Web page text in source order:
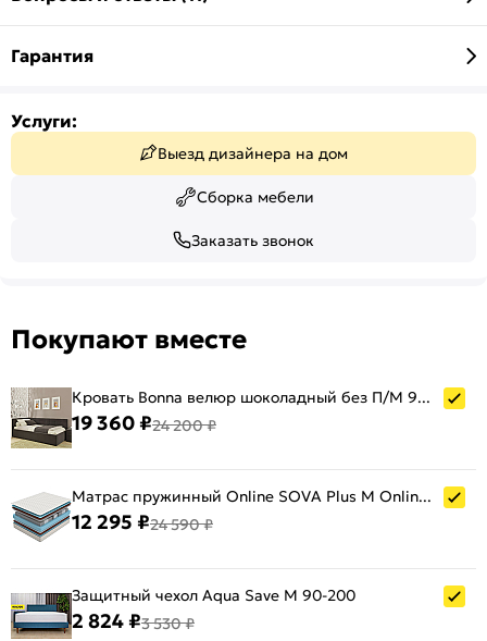
Гарантия
Услуги:
Выезд дизайнера на дом
Сборка мебели
Заказать звонок
Покупают вместе
Кровать Bonna велюр шоколадный без П/М 900x2000, ортопедическое основание, изголовье мягкое
19 360 ₽24 200 ₽
Матрас пружинный Online SOVA Plus M Online нагрузка до 120 кг 900x2000
12 295 ₽24 590 ₽
Защитный чехол Aqua Save M 90-200
2 824 ₽3 530 ₽